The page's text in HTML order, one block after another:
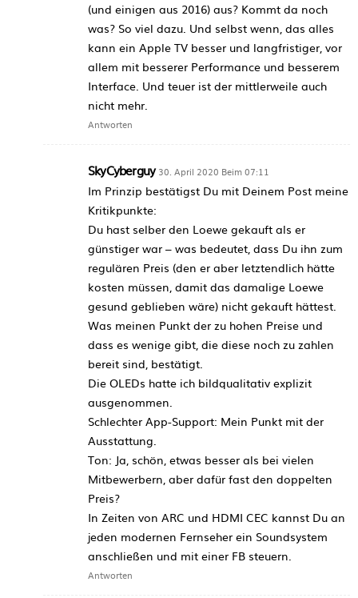
(und einigen aus 2016) aus? Kommt da noch
was? So viel dazu. Und selbst wenn, das alles
kann ein Apple TV besser und langfristiger, vor
allem mit besserer Performance und besserem
Interface. Und teuer ist der mittlerweile auch
nicht mehr.
Antworten
SkyCyberguy 30. April 2020 Beim 07:11
Im Prinzip bestätigst Du mit Deinem Post meine
Kritikpunkte:
Du hast selber den Loewe gekauft als er
günstiger war – was bedeutet, dass Du ihn zum
regulären Preis (den er aber letztendlich hätte
kosten müssen, damit das damalige Loewe
gesund geblieben wäre) nicht gekauft hättest.
Was meinen Punkt der zu hohen Preise und
dass es wenige gibt, die diese noch zu zahlen
bereit sind, bestätigt.
Die OLEDs hatte ich bildqualitativ explizit
ausgenommen.
Schlechter App-Support: Mein Punkt mit der
Ausstattung.
Ton: Ja, schön, etwas besser als bei vielen
Mitbewerbern, aber dafür fast den doppelten
Preis?
In Zeiten von ARC und HDMI CEC kannst Du an
jeden modernen Fernseher ein Soundsystem
anschließen und mit einer FB steuern.
Antworten